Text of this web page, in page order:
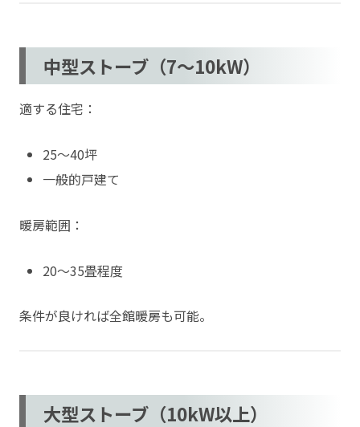
中型ストーブ（7〜10kW）
適する住宅：
25〜40坪
一般的戸建て
暖房範囲：
20〜35畳程度
条件が良ければ全館暖房も可能。
大型ストーブ（10kW以上）